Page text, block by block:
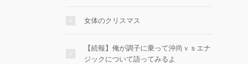
女体のクリスマス
【続報】俺が調子に乗って沖尚ｖｓエナ
ジックについて語ってみるよ